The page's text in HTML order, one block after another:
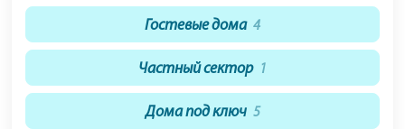
Гостевые дома 4
Частный сектор 1
Дома под ключ 5